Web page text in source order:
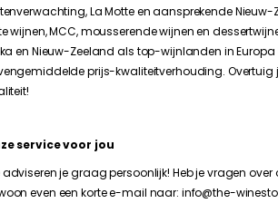
La Motte en aansprekende
wijnen, MCC, mousserende wijnen en
en Nieuw-Zeeland als top-wijnlanden in
prijs-kwaliteitverhouding. Overtuig
service voor jou
adviseren je graag persoonlijk! Heb je vragen
even een korte e-mail naar: info@the-